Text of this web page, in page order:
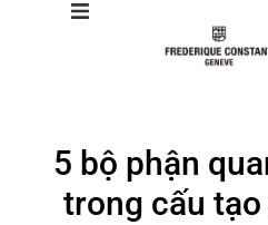
Manufacture
5 bộ phận
trong cấu